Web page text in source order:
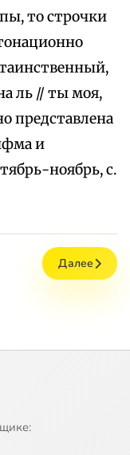
то строчки
ль // ты моя,
представлена
и
ноябрь, с.
Далее